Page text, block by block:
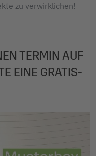
zu verwirklichen!
TERMIN AUF
EINE GRATIS-